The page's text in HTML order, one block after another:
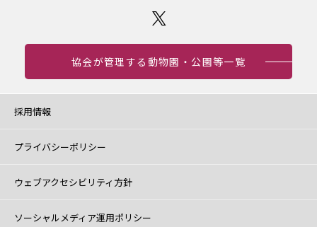
協会が管理する動物園・公園等一覧
採用情報
プライバシーポリシー
ウェブアクセシビリティ方針
ソーシャルメディア運用ポリシー